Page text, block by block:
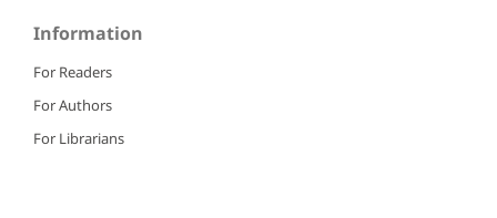
Information
For Readers
For Authors
For Librarians